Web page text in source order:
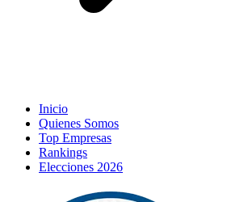
Inicio
Quienes Somos
Top Empresas
Rankings
Elecciones 2026